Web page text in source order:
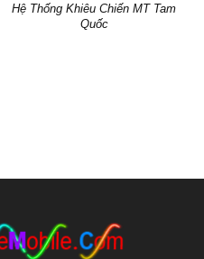
Hệ Thống Khiêu Chiến MT Tam
Quốc